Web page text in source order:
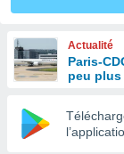
en
Actualité
Paris-
peu